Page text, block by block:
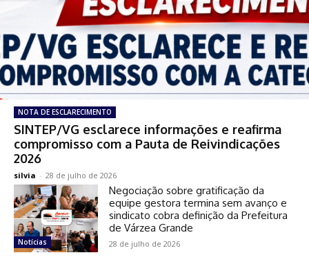
NOTA DE ESCLARECIMENTO
SINTEP/VG esclarece informações e reafirma
compromisso com a Pauta de Reivindicações
2026
silvia - 28 de julho de 2026
Notícias
Negociação sobre gratificação da
equipe gestora termina sem avanço e
sindicato cobra definição da Prefeitura
de Várzea Grande
28 de julho de 2026